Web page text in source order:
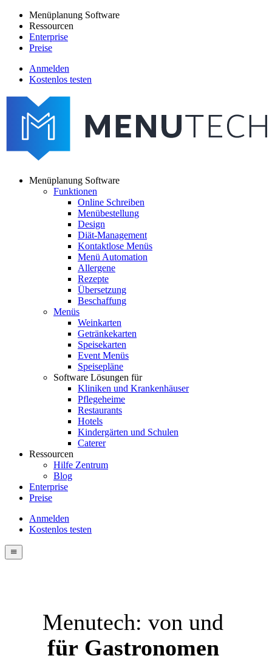
Direkt
zum
Inhalt
Main
navigation
Menüplanung Software
Ressourcen
Enterprise
Preise
menutech
navigation
Anmelden
Kostenlos testen
navigation
Menüplanung Software
Funktionen
Online Schreiben
Menübestellung
Design
Diät-Management
Kontaktlose Menüs
Menü Automation
Allergene
Rezepte
Übersetzung
Beschaffung
Menüs
Weinkarten
Getränkekarten
Speisekarten
Event Menüs
Speisepläne
Software Lösungen für
Kliniken und Krankenhäuser
Pflegeheime
Restaurants
Hotels
Kindergärten und Schulen
Caterer
Ressourcen
Hilfe Zentrum
Blog
Enterprise
Preise
Menutech
navigation
Anmelden
Kostenlos testen
menu
Menutech: von und
für Gastronomen